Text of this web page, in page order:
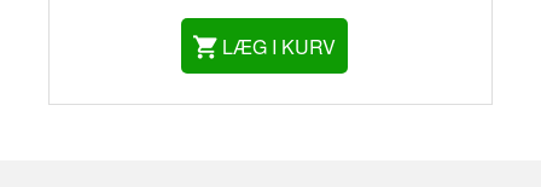
LÆG I KURV